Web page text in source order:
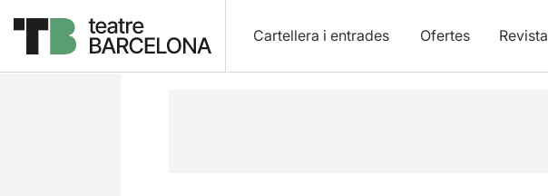
Cartellera i entrades Ofertes Revista